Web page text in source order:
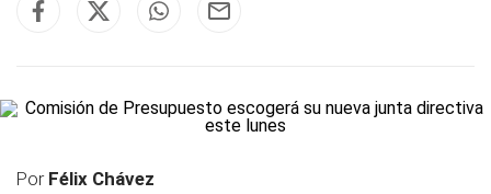
Por Félix Chávez